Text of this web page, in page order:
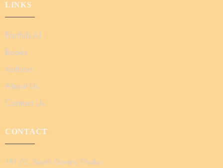
LINKS
Parthib AI
Books
Authors
About Us
Contact Us
CONTACT
181/C, South Goran, Dhaka